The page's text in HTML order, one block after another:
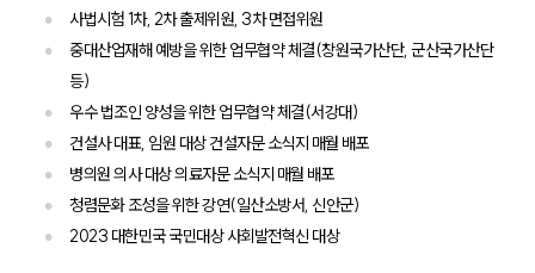
언론보도
공지사항
법률 블로그
뉴스레터/브로슈어
세미나
대륜법률상담예약
사법시험 1차, 2차 출제위원, 3차 면접위원
중대산업재해 예방을 위한 업무협약 체결(창원국가산단, 군산국가산단
등)
우수 법조인 양성을 위한 업무협약 체결(서강대)
건설사 대표, 임원 대상 건설자문 소식지 매월 배포
병의원 의사 대상 의료자문 소식지 매월 배포
청렴문화 조성을 위한 강연(일산소방서, 신안군)
2023 대한민국 국민대상 사회발전혁신 대상